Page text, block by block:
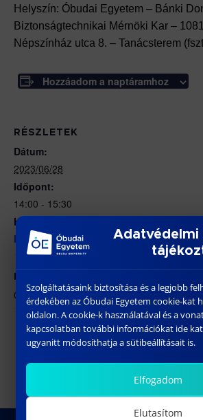
Helyszín: Óbudai Egyetem – Bánki
Biztonságtechnikai Mérnöki Kar –
Népszínház utca 8. – Tanácsterem
Hozzáadom a naptáramhoz
RÉSZLETEK
Dátum:
2023/06/28
Időpont:
14:00 - 15:30
Honlap:
https://bdi.uni-obuda.hu/doktori-
ÓE BGK – 1081 Budapest, Népszínház
WITE 2023 Tóth
Adatvédelmi
Szolgáltatásaink biztosítása és a legjobb
érdekében az Óbudai Egyetem cookie-kat
oldalon. A cookie-k használatával és a
kapcsolatban további információkat ide
ugyanitt módosíthatja a sütibeállításait is.
Elfogadom
Elutasítom